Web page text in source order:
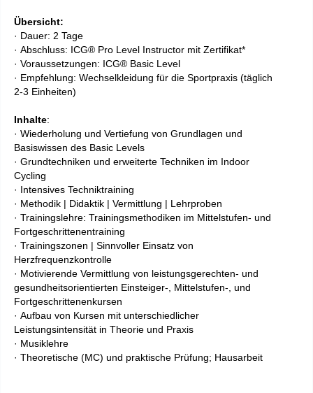
Übersicht:
· Dauer: 2 Tage
· Abschluss: ICG® Pro Level Instructor mit Zertifikat*
· Voraussetzungen: ICG® Basic Level
· Empfehlung: Wechselkleidung für die Sportpraxis (täglich
2-3 Einheiten)
Inhalte:
· Wiederholung und Vertiefung von Grundlagen und
Basiswissen des Basic Levels
· Grundtechniken und erweiterte Techniken im Indoor
Cycling
· Intensives Techniktraining
· Methodik | Didaktik | Vermittlung | Lehrproben
· Trainingslehre: Trainingsmethodiken im Mittelstufen- und
Fortgeschrittenentraining
· Trainingszonen | Sinnvoller Einsatz von
Herzfrequenzkontrolle
· Motivierende Vermittlung von leistungsgerechten- und
gesundheitsorientierten Einsteiger-, Mittelstufen-, und
Fortgeschrittenenkursen
· Aufbau von Kursen mit unterschiedlicher
Leistungsintensität in Theorie und Praxis
· Musiklehre
· Theoretische (MC) und praktische Prüfung; Hausarbeit